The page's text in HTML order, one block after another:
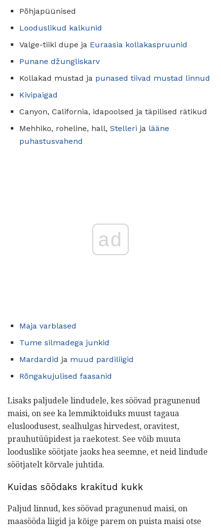
Põhjapüünised
Looduslikud kalkunid
Valge-tiiki dupe ja Euraasia kollakaspruunid
Punane džungliskarv
Kollakad mustad ja punased tiivad mustad linnud
Kivipaigad
Canyon, California, idapoolsed ja täpilised rätikud
Mehhiko, roheline, hall, Stelleri ja lääne
puhastusvahend
ad
Maja varblased
Tume silmadega junkid
Mardardid ja muud pardiliigid
Rõngakujulised faasanid
Lisaks paljudele lindudele, kes söövad pragunenud
maisi, on see ka lemmiktoiduks muust tagaua
elusloodusest, sealhulgas hirvedest, oravitest,
prauhutüüpidest ja raekotest. See võib muuta
looduslike söötjate jaoks hea seemne, et neid lindude
söötjatelt kõrvale juhtida.
Kuidas söödaks krakitud kukk
Paljud linnud, kes söövad pragunenud maisi, on
maasööda liigid ja kõige parem on puista maisi otse